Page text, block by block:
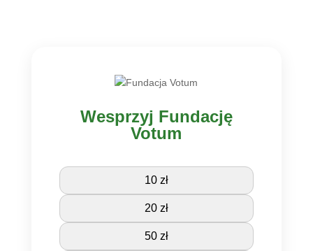
Wesprzyj Fundację
Votum
10 zł
20 zł
50 zł